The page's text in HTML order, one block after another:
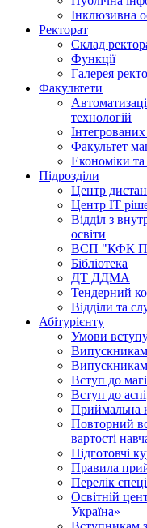
Інклюзивна
Ректорат
Склад
Функції
Галерея
Факультети
технологій
Факультет
Економіки
Підрозділи
Центр
Центр ІТ
Відділ з
освіти
ВСП "КФК
Бібліотека
ДТ ДДМА
Тендерний
Відділи та
Абітурієнту
Умови
Випускникам
Випускникам
Вступ до
Вступ до
Приймальна
Повторний
вартості
Підготовчі
Правила
Перелік
Освітній
Україна»